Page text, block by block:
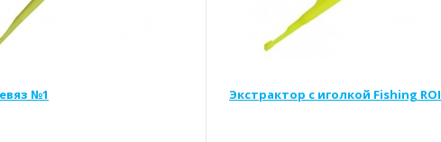
№1 Экстрактор с иголкой Fishing ROI